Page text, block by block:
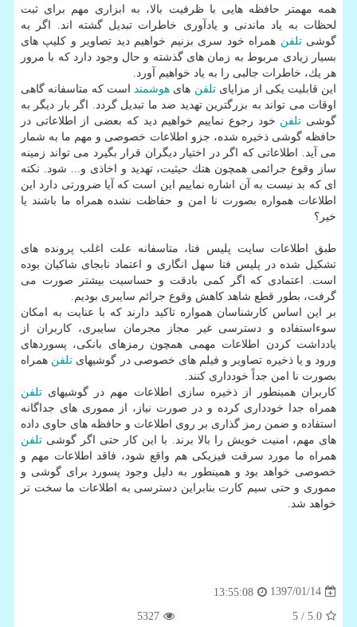
همه مهمتر حافظه هایی با ظرفیت بالا، به ابزاری مهم برای ثبت
لحظات به یاد ماندنی و یادآوری خاطرات تبدیل گشته اند. اگر به
گوشیتلفن همراه خود سری بزنیم خواهیم دید تصاویر و كلیپ های
بسیار زیادی مربوط به زمان های گذشته و حال وجود دارد كه با مرور
هر یك، خاطرات جالبی را به یاد خواهیم آورد.
این قابلیت یكی از مزایایتلفن های هوشمنداست كه متاسفانه گاهی
اوقات می تواند به بزرگترین تهدید ضد ما تبدیل گردد. اگر بار دیگر به
گوشی تلفن خود رجوع نماییم خواهیم دید كه بعضی از اطلاعاتی در
حافظه گوشی ذخیره شده، جزو اطلاعات خصوصی و مهم ما به شمار
می آید. اطلاعاتی كه اگر در اختیار دیگران قرار بگیرد می تواند زمینه
ساز وقوع جرائمی همچون هتك حیثیت، تهدید و اخاذی و... شود. نكته
ای كه بد نیست به آن اشاره نماییم این است كه آیا ضرورتی دارد این
اطلاعات همواره بصورت نا امن و حفاظت نشده همراه ما باشند یا
خیر؟
طبق اطلاعات سایت پلیس فتا، متاسفانه علت اغلب پرونده های
تشكیل شده در پلیس فتا سهل انگاری و اعتماد نابجای شاكیان بوده
است. اعتمادی كه اگر كمی بادقت و حساسیت بیشتر صورت می
گرفت، بطور قطع شاهد كاهش وقوع جرائم سایبری بودیم.
بر این اساس كارشناسان همواره تاكید دارند كه با عنایت به امكان
سوءاستفاده و دسترسی غیر مجاز مجرمان سایبری، كاربران از
یادداشت كردن اطلاعات مهمی همچون رمزهای بانكی، پسوردهای
ورود و یا ذخیره تصاویر و فیلم های خصوصی در گوشیهای تلفن همراه
بصورت نا امن جداً خودداری كنند.
كاربران همینطور از ذخیره سازی اطلاعات مهم در گوشیهای تلفن
همراه جدا خودداری كرده و در صورت نیاز، از مموری های جداگانه
استفاده و ضمن رمز گذاری بر روی اطلاعات و حافظه های حاوی داده
های مهم، امنیت خویش را بالا برند. با این كار حتی اگر گوشی تلفن
همراه ما مورد سرقت فیزیكی هم واقع شود، فاقد اطلاعات مهم و
خصوصی خواهد بود و همینطور به دلیل وجود پسورد برای گوشی و
مموری و حتی سیم كارت بنابراین دسترسی به اطلاعات ما سخت تر
خواهد شد.
1397/01/14
13:55:08
5.0
/ 5
5327